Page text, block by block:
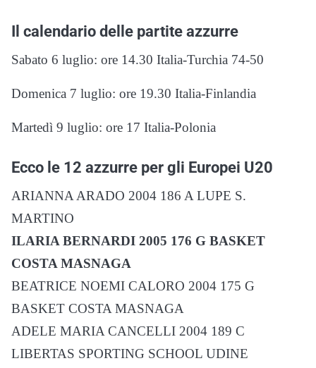
Il calendario delle partite azzurre
Sabato 6 luglio: ore 14.30 Italia-Turchia 74-50
Domenica 7 luglio: ore 19.30 Italia-Finlandia
Martedì 9 luglio: ore 17 Italia-Polonia
Ecco le 12 azzurre per gli Europei U20
ARIANNA ARADO 2004 186 A LUPE S.
MARTINO
ILARIA BERNARDI 2005 176 G BASKET
COSTA MASNAGA
BEATRICE NOEMI CALORO 2004 175 G
BASKET COSTA MASNAGA
ADELE MARIA CANCELLI 2004 189 C
LIBERTAS SPORTING SCHOOL UDINE